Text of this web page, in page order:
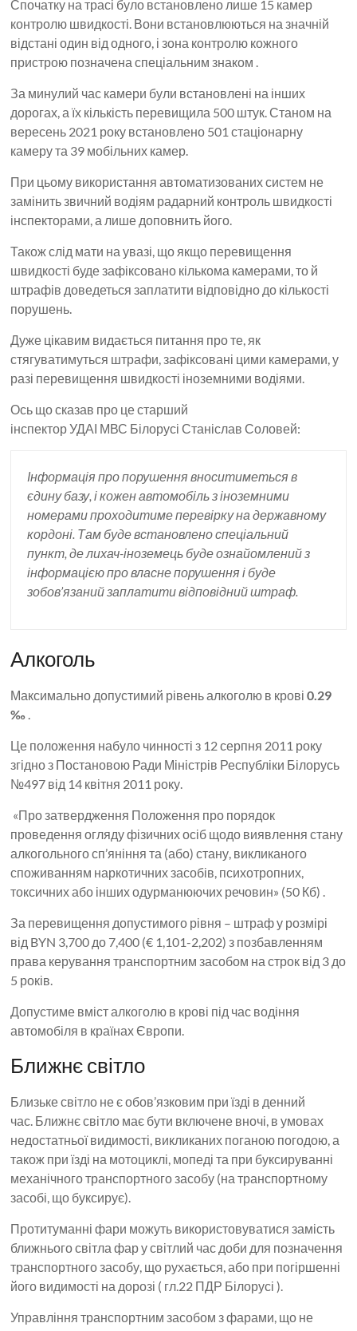
Спочатку на трасі було встановлено лише 15 камер
контролю швидкості. Вони встановлюються на значній
відстані один від одного, і зона контролю кожного
пристрою позначена спеціальним знаком .
За минулий час камери були встановлені на інших
дорогах, а їх кількість перевищила 500 штук. Станом на
вересень 2021 року встановлено 501 стаціонарну
камеру та 39 мобільних камер.
При цьому використання автоматизованих систем не
замінить звичний водіям радарний контроль швидкості
інспекторами, а лише доповнить його.
Також слід мати на увазі, що якщо перевищення
швидкості буде зафіксовано кількома камерами, то й
штрафів доведеться заплатити відповідно до кількості
порушень.
Дуже цікавим видається питання про те, як
стягуватимуться штрафи, зафіксовані цими камерами, у
разі перевищення швидкості іноземними водіями.
Ось що сказав про це старший
інспектор УДАІ МВС Білорусі Станіслав Соловей:
Інформація про порушення вноситиметься в
єдину базу, і кожен автомобіль з іноземними
номерами проходитиме перевірку на державному
кордоні. Там буде встановлено спеціальний
пункт, де лихач-іноземець буде ознайомлений з
інформацією про власне порушення і буде
зобов’язаний заплатити відповідний штраф.
Алкоголь
Максимально допустимий рівень алкоголю в крові0.29
‰ .
Це положення набуло чинності з 12 серпня 2011 року
згідно з Постановою Ради Міністрів Республіки Білорусь
№497 від 14 квітня 2011 року.
«Про затвердження Положення про порядок
проведення огляду фізичних осіб щодо виявлення стану
алкогольного сп’яніння та (або) стану, викликаного
споживанням наркотичних засобів, психотропних,
токсичних або інших одурманюючих речовин» (50 Кб) .
За перевищення допустимого рівня – штраф у розмірі
від BYN 3,700 до 7,400 (€ 1,101-2,202) з позбавленням
права керування транспортним засобом на строк від 3 до
5 років.
Допустиме вміст алкоголю в крові під час водіння
автомобіля в країнах Європи.
Ближнє світло
Близьке світло не є обов’язковим при їзді в денний
час. Ближнє світло має бути включене вночі, в умовах
недостатньої видимості, викликаних поганою погодою, а
також при їзді на мотоциклі, мопеді та при буксируванні
механічного транспортного засобу (на транспортному
засобі, що буксирує).
Протитуманні фари можуть використовуватися замість
ближнього світла фар у світлий час доби для позначення
транспортного засобу, що рухається, або при погіршенні
його видимості на дорозі ( гл.22 ПДР Білорусі ).
Управління транспортним засобом з фарами, що не